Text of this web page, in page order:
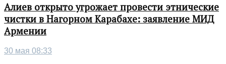
Алиев открыто угрожает провести этнические
чистки в Нагорном Карабахе: заявление МИД
Армении
30 мая 08:33